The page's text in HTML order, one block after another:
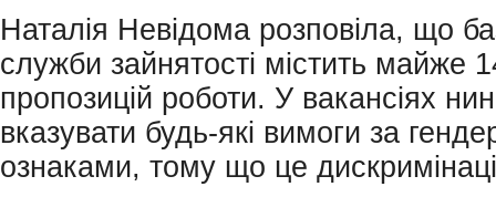
Наталія Невідома розповіла, що
служби зайнятості містить майже
пропозицій роботи. У вакансіях
вказувати будь-які вимоги за
ознаками, тому що це